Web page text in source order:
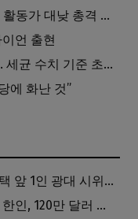
사우스 LA 하이드파크서 지역사회 활동가 대낮 총격 사망… 용의자 도주
언 출현
LA 카운티 일부 해변에 수질 경보… 세균 수치 기준 초과, 입수 자제 당부
에 화난 것”
[화제] “내 돈 갚아라” 김원석씨 자택 앞 1인 광대 시위 … 한인 투자사, “108만 달러 못받아”
위조여권으로 미국 재입국한 추방 한인, 120만 달러 은행 사기 행각